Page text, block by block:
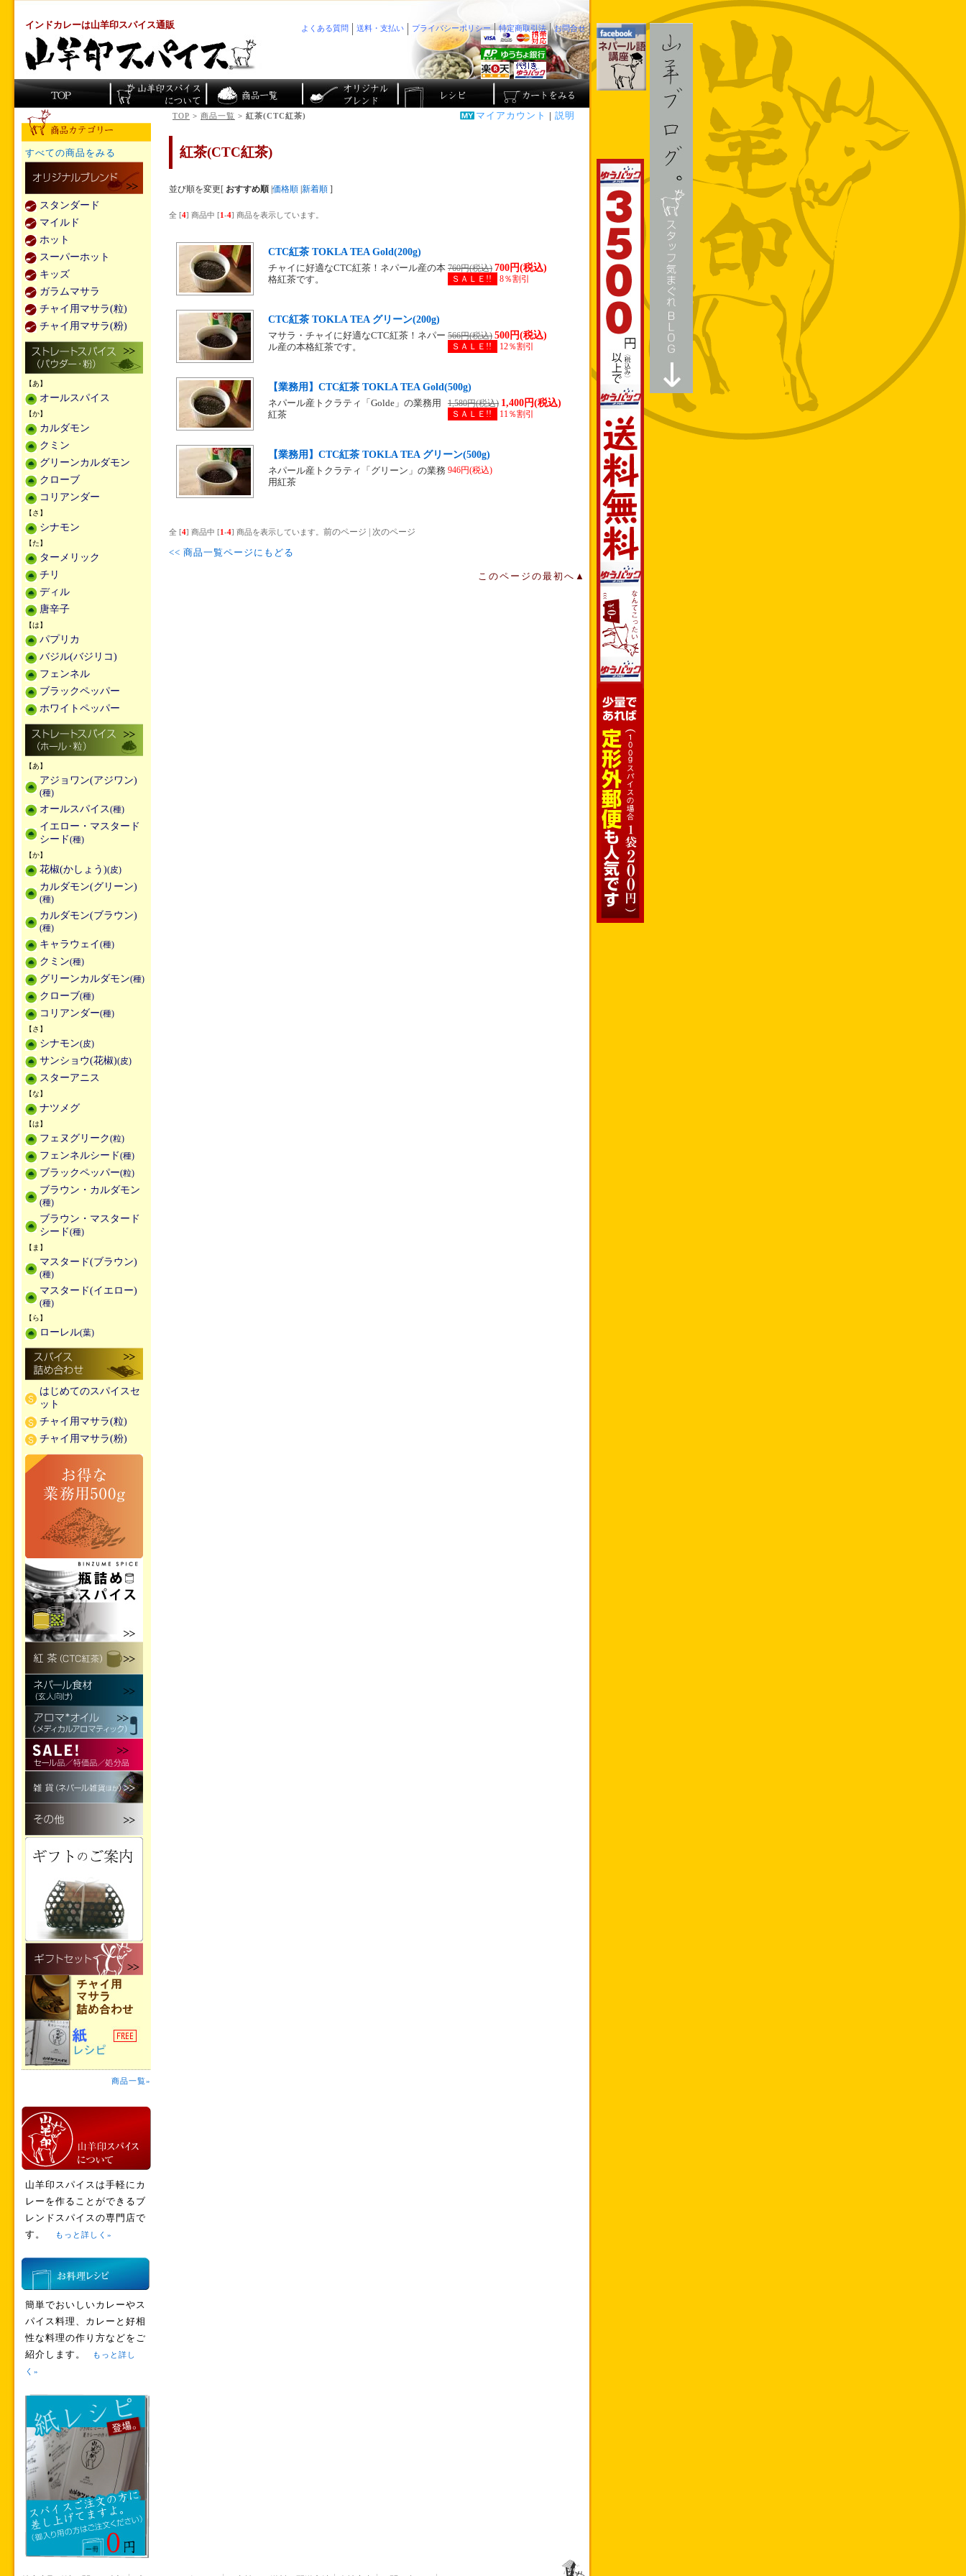
インドカレーは山羊印スパイス通販
TOP > 商品一覧 > 紅茶(CTC紅茶) マイアカウント 説明
紅茶(CTC紅茶)
並び順を変更[ おすすめ順 価格順 新着順 ]
全 [4] 商品中 [1-4] 商品を表示しています。
CTC紅茶 TOKLA TEA Gold(200g)
チャイに好適なCTC紅茶！ネパール産の本
格紅茶です。
760円(税込) 700円(税込)
ＳＡＬＥ!! 8％割引
CTC紅茶 TOKLA TEA グリーン(200g)
マサラ・チャイに好適なCTC紅茶！ネパー
ル産の本格紅茶です。
566円(税込) 500円(税込)
ＳＡＬＥ!! 12％割引
【業務用】CTC紅茶 TOKLA TEA Gold(500g)
ネパール産トクラティ「Golde」の業務用
紅茶
1,580円(税込) 1,400円(税込)
ＳＡＬＥ!! 11％割引
【業務用】CTC紅茶 TOKLA TEA グリーン(500g)
ネパール産トクラティ「グリーン」の業務
用紅茶
946円(税込)
全 [4] 商品中 [1-4] 商品を表示しています。 前のページ | 次のページ
<< 商品一覧ページにもどる
このページの最初へ▲
すべての商品をみる
スタンダード
マイルド
ホット
スーパーホット
キッズ
ガラムマサラ
チャイ用マサラ(粒)
チャイ用マサラ(粉)
【あ】
オールスパイス
【か】
カルダモン
クミン
グリーンカルダモン
クローブ
コリアンダー
【さ】
シナモン
【た】
ターメリック
チリ
ディル
唐辛子
【は】
パプリカ
バジル(バジリコ)
フェンネル
ブラックペッパー
ホワイトペッパー
【あ】
アジョワン(アジワン)
(種)
オールスパイス(種)
イエロー・マスタード
シード(種)
【か】
花椒(かしょう)(皮)
カルダモン(グリーン)
(種)
カルダモン(ブラウン)
(種)
キャラウェイ(種)
クミン(種)
グリーンカルダモン(種)
クローブ(種)
コリアンダー(種)
【さ】
シナモン(皮)
サンショウ(花椒)(皮)
スターアニス
【な】
ナツメグ
【は】
フェヌグリーク(粒)
フェンネルシード(種)
ブラックペッパー(粒)
ブラウン・カルダモン
(種)
ブラウン・マスタード
シード(種)
【ま】
マスタード(ブラウン)
(種)
マスタード(イエロー)
(種)
【ら】
ローレル(葉)
はじめてのスパイスセ
ット
チャイ用マサラ(粒)
チャイ用マサラ(粉)
商品一覧»
山羊印スパイスは手軽にカ
レーを作ることができるブ
レンドスパイスの専門店で
す。
もっと詳しく»
簡単でおいしいカレーやス
パイス料理、カレーと好相
性な料理の作り方などをご
紹介します。
もっと詳し
く»
お問合せ
特定商取引法
プライバシーポリシー
送料・支払い
よくある質問